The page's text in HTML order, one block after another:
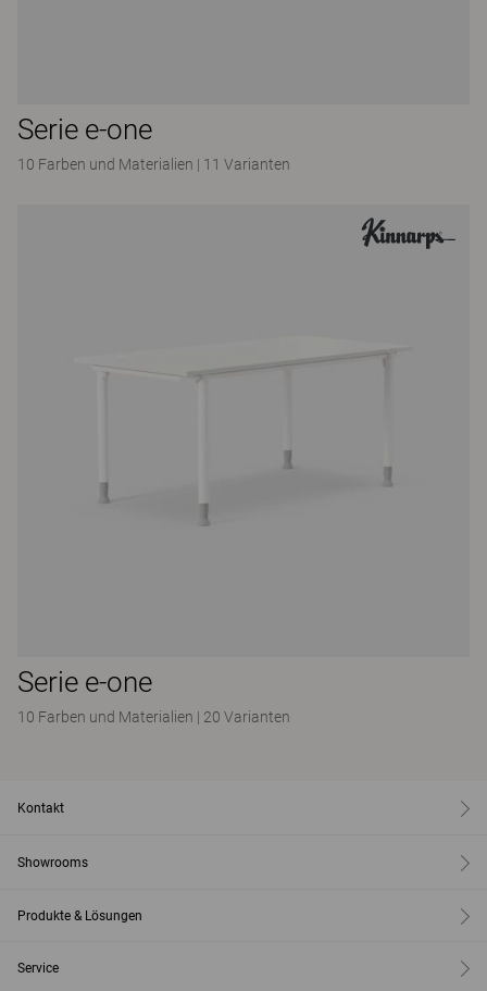
Serie e-one
10 Farben und Materialien | 11 Varianten
Serie e-one
10 Farben und Materialien | 20 Varianten
Kontakt
Showrooms
Produkte & Lösungen
Service